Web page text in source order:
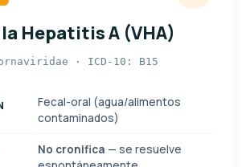
Hepatitis A (VHA)
· ICD-10: B15
Fecal-oral (agua/alimentos
contaminados)
No cronifica — se resuelve